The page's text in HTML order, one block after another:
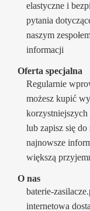
elastyczne i
pytania
naszym
informacji
Oferta specjalna
Regularnie
możesz kupić
korzystniejszych
lub zapisz się
najnowsze
większą
O nas
baterie-
internetowa